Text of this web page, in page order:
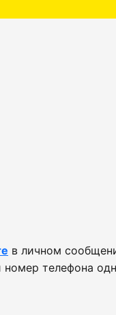
в личном
телефона